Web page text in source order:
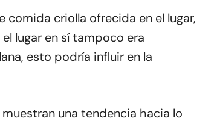
criolla ofrecida en el lugar,
lugar en sí tampoco era
esto podría influir en la
una tendencia hacia lo